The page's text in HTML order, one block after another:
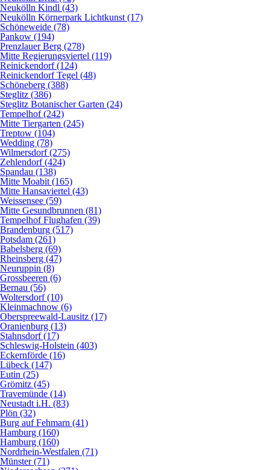
Neukölln Kindl (43)
Neukölln Körnerpark Lichtkunst (17)
Schöneweide (78)
Pankow (194)
Prenzlauer Berg (278)
Mitte Regierungsviertel (119)
Reinickendorf (124)
Reinickendorf Tegel (48)
Schöneberg (388)
Steglitz (386)
Steglitz Botanischer Garten (24)
Tempelhof (242)
Mitte Tiergarten (245)
Treptow (104)
Wedding (78)
Wilmersdorf (275)
Zehlendorf (424)
Spandau (138)
Mitte Moabit (165)
Mitte Hansaviertel (43)
Weissensee (59)
Mitte Gesundbrunnen (81)
Tempelhof Flughafen (39)
Brandenburg (517)
Potsdam (261)
Babelsberg (69)
Rheinsberg (47)
Neuruppin (8)
Grossbeeren (6)
Bernau (56)
Woltersdorf (10)
Kleinmachnow (6)
Oberspreewald-Lausitz (17)
Oranienburg (13)
Stahnsdorf (17)
Schleswig-Holstein (403)
Eckernförde (16)
Lübeck (147)
Eutin (25)
Grömitz (45)
Travemünde (14)
Neustadt i.H. (83)
Plön (32)
Burg auf Fehmarn (41)
Hamburg (160)
Hamburg (160)
Nordrhein-Westfalen (71)
Münster (71)